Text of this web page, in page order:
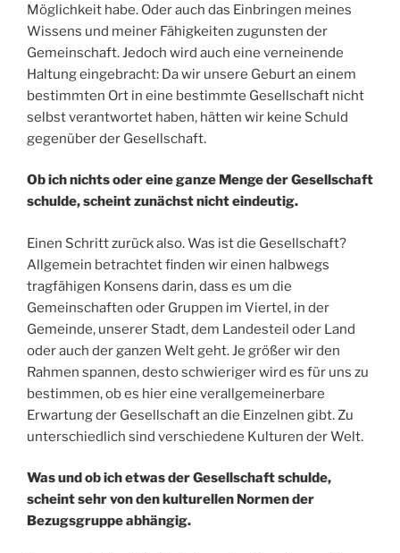
Möglichkeit habe. Oder auch das Einbringen meines
Wissens und meiner Fähigkeiten zugunsten der
Gemeinschaft. Jedoch wird auch eine verneinende
Haltung eingebracht: Da wir unsere Geburt an einem
bestimmten Ort in eine bestimmte Gesellschaft nicht
selbst verantwortet haben, hätten wir keine Schuld
gegenüber der Gesellschaft.
Ob ich nichts oder eine ganze Menge der Gesellschaft
schulde, scheint zunächst nicht eindeutig.
Einen Schritt zurück also. Was ist die Gesellschaft?
Allgemein betrachtet finden wir einen halbwegs
tragfähigen Konsens darin, dass es um die
Gemeinschaften oder Gruppen im Viertel, in der
Gemeinde, unserer Stadt, dem Landesteil oder Land
oder auch der ganzen Welt geht. Je größer wir den
Rahmen spannen, desto schwieriger wird es für uns zu
bestimmen, ob es hier eine verallgemeinerbare
Erwartung der Gesellschaft an die Einzelnen gibt. Zu
unterschiedlich sind verschiedene Kulturen der Welt.
Was und ob ich etwas der Gesellschaft schulde,
scheint sehr von den kulturellen Normen der
Bezugsgruppe abhängig.